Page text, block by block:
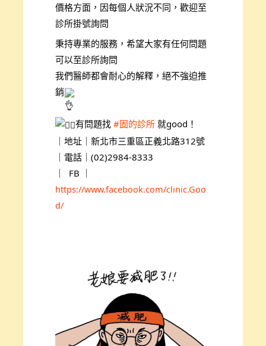
價格方面，因每個人狀況不同，歡迎至
診所掛號詢問
秉持專業的服務，希望大家有任何問題
可以至診所詢問
我們醫師都會耐心的解釋，絕不強迫推
銷
有問題找 #固的診所就good！
｜地址｜新北市三重區正義北路312號
｜電話｜(02)2984-8333
｜ FB ｜
https://www.facebook.com/clinic.Goo
d/